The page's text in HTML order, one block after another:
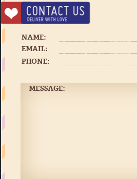
NAME:
EMAIL:
PHONE:
MESSAGE: